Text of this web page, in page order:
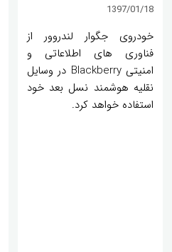
1397/01/18
خودروی جگوار لندروور از
فناوری های اطلاعاتی و
امنیتی Blackberry در وسایل
نقلیه هوشمند نسل بعد خود
استفاده خواهد کرد.